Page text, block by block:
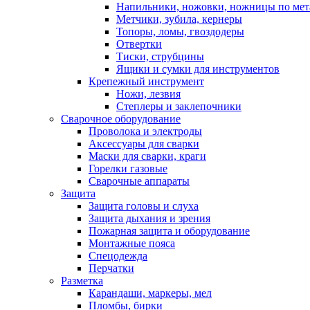
Напильники, ножовки, ножницы по
Метчики, зубила, кернеры
Топоры, ломы, гвоздодеры
Отвертки
Тиски, струбцины
Ящики и сумки для инструментов
Крепежный инструмент
Ножи, лезвия
Степлеры и заклепочники
Сварочное оборудование
Проволока и электроды
Аксессуары для сварки
Маски для сварки, краги
Горелки газовые
Сварочные аппараты
Защита
Защита головы и слуха
Защита дыхания и зрения
Пожарная защита и оборудование
Монтажные пояса
Спецодежда
Перчатки
Разметка
Карандаши, маркеры, мел
Пломбы, бирки